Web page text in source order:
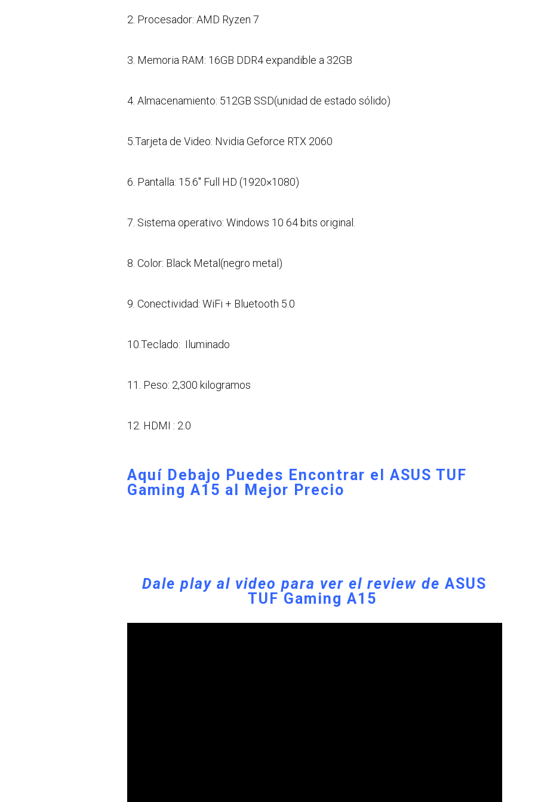
2. Procesador: AMD Ryzen 7
3. Memoria RAM: 16GB DDR4 expandible a 32GB
4. Almacenamiento: 512GB SSD(unidad de estado sólido)
5.Tarjeta de Video: Nvidia Geforce RTX 2060
6. Pantalla: 15.6″ Full HD (1920×1080)
7. Sistema operativo: Windows 10 64 bits original.
8. Color: Black Metal(negro metal)
9. Conectividad: WiFi + Bluetooth 5.0
10.Teclado: Iluminado
11. Peso: 2,300 kilogramos
12. HDMI : 2.0
Aquí Debajo Puedes Encontrar el ASUS TUF
Gaming A15 al Mejor Precio
Dale play al video para ver el review deASUS
TUF Gaming A15